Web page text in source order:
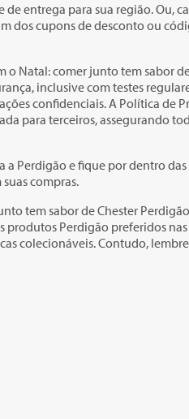
entrega para sua região. Ou,
dos cupons de desconto ou
Natal: comer junto tem sabor
inclusive com testes
confidenciais. A Política de
para terceiros, assegurando
Perdigão e fique por dentro
compras.
tem sabor de Chester
Perdigão preferidos
colecionáveis. Contudo,